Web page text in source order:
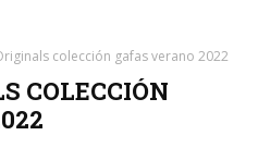
colección gafas verano 2022
COLECCIÓN